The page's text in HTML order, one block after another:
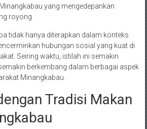
yang mengedepankan
royong.
tidak hanya diterapkan dalam konteks
hubungan sosial yang kuat di
Seiring waktu, istilah ini semakin
berkembang dalam berbagai aspek
Minangkabau.
Tradisi Makan